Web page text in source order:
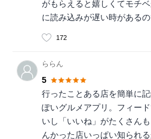
がもらえると嬉しくてモチ
に読み込みが遅い時がある
172
ららん
5
行ったことある店を簡単に
ぽいグルメアプリ。フィー
いし「いいね」がたくさん
んかった店いっぱい知られ